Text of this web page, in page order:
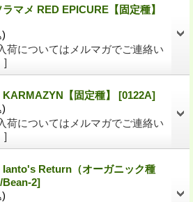
マメ RED EPICURE【固定種】
荷についてはメルマガでご連絡い
]
KARMAZYN【固定種】 [0122A]
荷についてはメルマガでご連絡い
]
Ianto's Return（オーガニック種
Bean-2]